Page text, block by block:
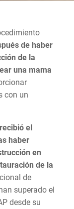
de haber
de la
una mama
con un
recibió el
haber
en
de la
de
superado el
desde su